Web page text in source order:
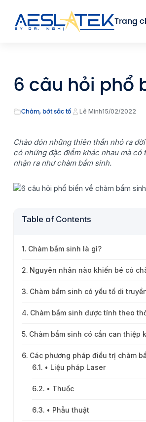
Trang
6 câu hỏi phổ
Chàm, bớt sắc tố Lê Minh15/02/2022
Chào đón những thiên thần nhỏ ra
có những đặc điểm khác nhau mà
nhận ra như chàm bẩm sinh.
Table of Contents
Chàm bẩm sinh là gì?
Nguyên nhân nào khiến bé có
Chàm bẩm sinh có yếu tố di
Chàm bẩm sinh được tính theo
Chàm bẩm sinh có cần can thiệp
Các phương pháp điều trị chàm
• Liệu pháp Laser
• Thuốc
• Phẫu thuật